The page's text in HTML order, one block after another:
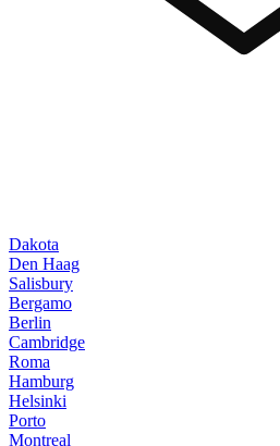
Dakota
Den Haag
Salisbury
Bergamo
Berlin
Cambridge
Roma
Hamburg
Helsinki
Porto
Montreal